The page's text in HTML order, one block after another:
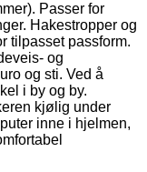
Passer for
Hakestropper og
tilpasset passform.
og
og sti. Ved å
i by og by.
kjølig under
inne i hjelmen,